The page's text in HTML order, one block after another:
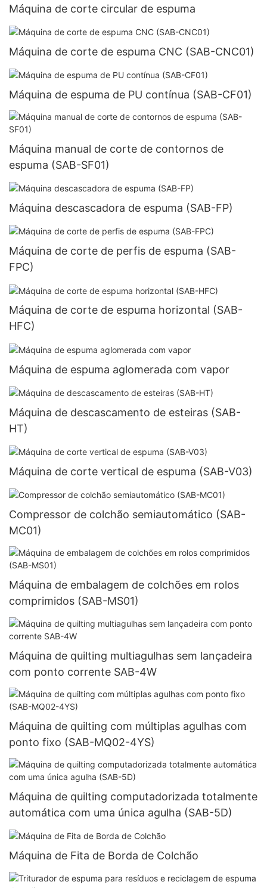
Máquina de corte circular de espuma
Máquina de corte de espuma CNC (SAB-CNC01)
Máquina de espuma de PU contínua (SAB-CF01)
Máquina manual de corte de contornos de
espuma (SAB-SF01)
Máquina descascadora de espuma (SAB-FP)
Máquina de corte de perfis de espuma (SAB-
FPC)
Máquina de corte de espuma horizontal (SAB-
HFC)
Máquina de espuma aglomerada com vapor
Máquina de descascamento de esteiras (SAB-
HT)
Máquina de corte vertical de espuma (SAB-V03)
Compressor de colchão semiautomático (SAB-
MC01)
Máquina de embalagem de colchões em rolos
comprimidos (SAB-MS01)
Máquina de quilting multiagulhas sem lançadeira
com ponto corrente SAB-4W
Máquina de quilting com múltiplas agulhas com
ponto fixo (SAB-MQ02-4YS)
Máquina de quilting computadorizada totalmente
automática com uma única agulha (SAB-5D)
Máquina de Fita de Borda de Colchão